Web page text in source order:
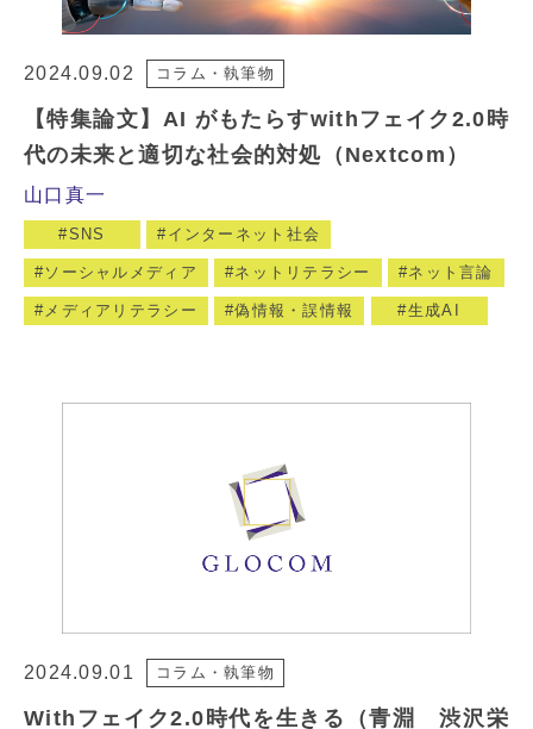
2024.09.02 コラム・執筆物
【特集論文】AI がもたらすwithフェイク2.0時
代の未来と適切な社会的対処（Nextcom）
山口真一
SNS インターネット社会
ソーシャルメディア ネットリテラシー ネット言論
メディアリテラシー 偽情報・誤情報 生成AI
2024.09.01 コラム・執筆物
Withフェイク2.0時代を生きる（青淵 渋沢栄